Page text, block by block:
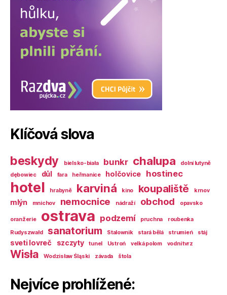
Klíčová slova
beskydy bielsko-biała bunkr chalupa
dolní lutyně
dębowiec
důl fara heřmanice holčovice hostinec
hotel hrabyně karviná kino koupaliště krnov
mlýn mnichov nemocnice nádraží obchod opavsko
oranžerie ostrava podzemí pruchna
roubenka
Rudyszwałd
sanatorium Stalownik stará bělá strumień stáj
sveti lovreč szczyty tunel Ustroń velká polom vodní tvrz
Wisła Wodzisław Śląski závada štola
Nejvíce prohlížené: